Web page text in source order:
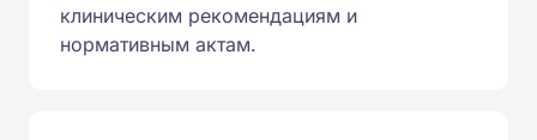
клиническим рекомендациям и
нормативным актам.